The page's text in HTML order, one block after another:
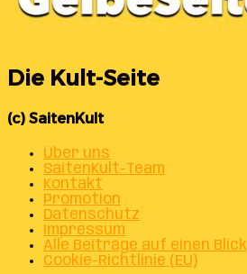
Die Kult-Seite
(c) SaitenKult
Über uns
SaitenKult-Team
Kontakt
Promotion
Datenschutz
Impressum
Alle Beiträge auf einen Blick
Cookie-Richtlinie (EU)